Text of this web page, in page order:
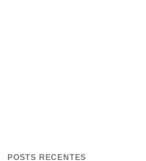
POSTS RECENTES